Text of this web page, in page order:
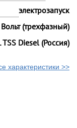
электрозапуск
(трехфазный)
Diesel (Россия)
характеристики >>